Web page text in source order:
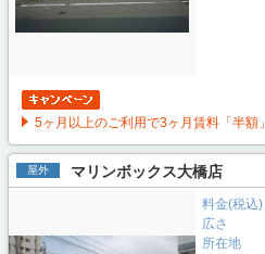
5ヶ月以上のご利用で3ヶ月賃料「半額」
屋外 マリンボックス大橋店
料金(税込)
広さ
所在地